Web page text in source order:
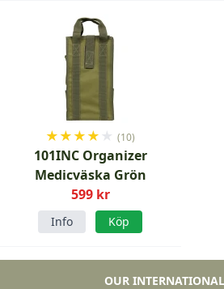
★★★★ ★ (10)
101INC Organizer
Medicväska Grön
599 kr
Info Köp
OUR